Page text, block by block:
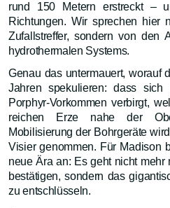
rund 150 Metern erstreckt –
Richtungen. Wir sprechen hier
Zufallstreffer, sondern von den
hydrothermalen Systems.
Genau das untermauert, worauf
Jahren spekulieren: dass
Porphyr-Vorkommen verbirgt,
reichen Erze nahe der
Mobilisierung der Bohrgeräte
Visier genommen. Für Madison
neue Ära an: Es geht nicht mehr
bestätigen, sondern das
zu entschlüsseln.